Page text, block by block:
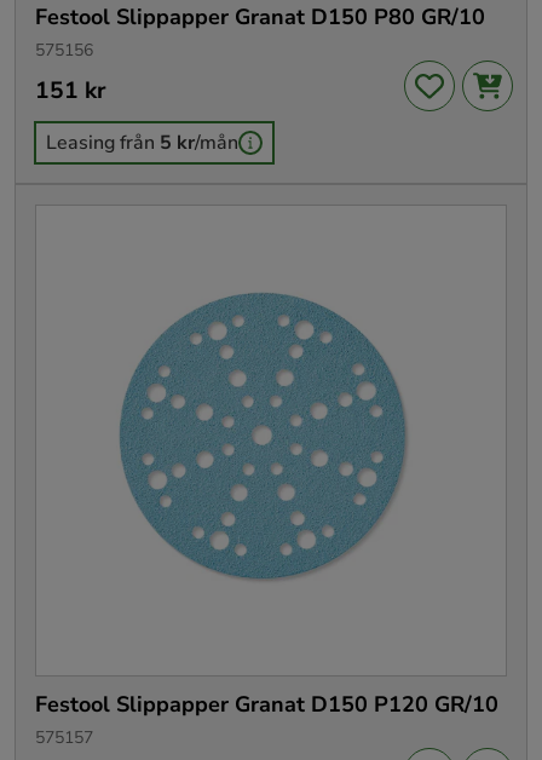
Festool Slippapper Granat D150 P80 GR/10
575156
Pris: 151 kr
151 kr
Leasing från 5 kr/mån
Festool Slippapper Granat D150 P120 GR/10
575157